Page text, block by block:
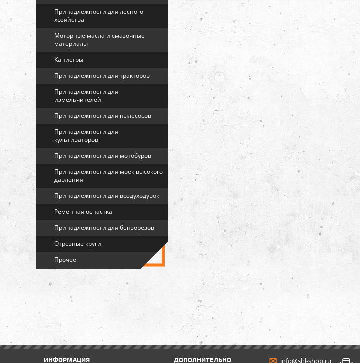
Принадлежности для лесного
хозяйства
Моторные масла и смазочные
материалы
Канистры
Принадлежности для тракторов
Принадлежности для
измельчителей
Принадлежности для пылесосов
Принадлежности для
культиваторов
Принадлежности для мотобуров
Принадлежности для моек высокого
давления
Принадлежности для воздуходувок
Ременная оснастка
Принадлежности для бензорезов
Отрезные круги
Прочее
ИНФОРМАЦИЯ ДОПОЛНИТЕЛЬНО info@shl-shop.ru